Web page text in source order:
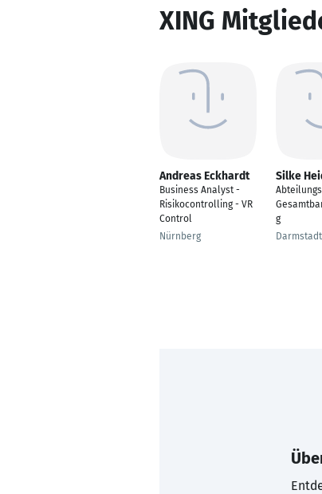
XING
Andreas Eckhardt
Business Analyst -
Risikocontrolling - VR
Control
Nürnberg
Silke
g
Darmstadt